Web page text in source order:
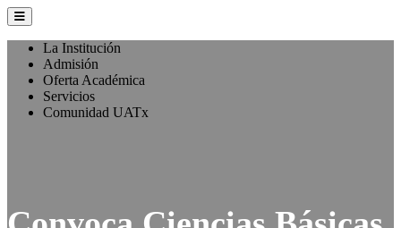
La Institución
Admisión
Oferta Académica
Servicios
Comunidad UATx